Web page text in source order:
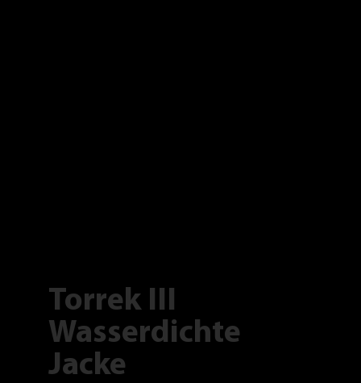
Torrek III
Wasserdichte
Jacke